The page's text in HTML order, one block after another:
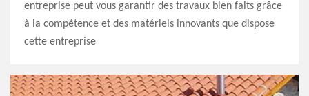
entreprise peut vous garantir des travaux bien faits grâce
à la compétence et des matériels innovants que dispose
cette entreprise